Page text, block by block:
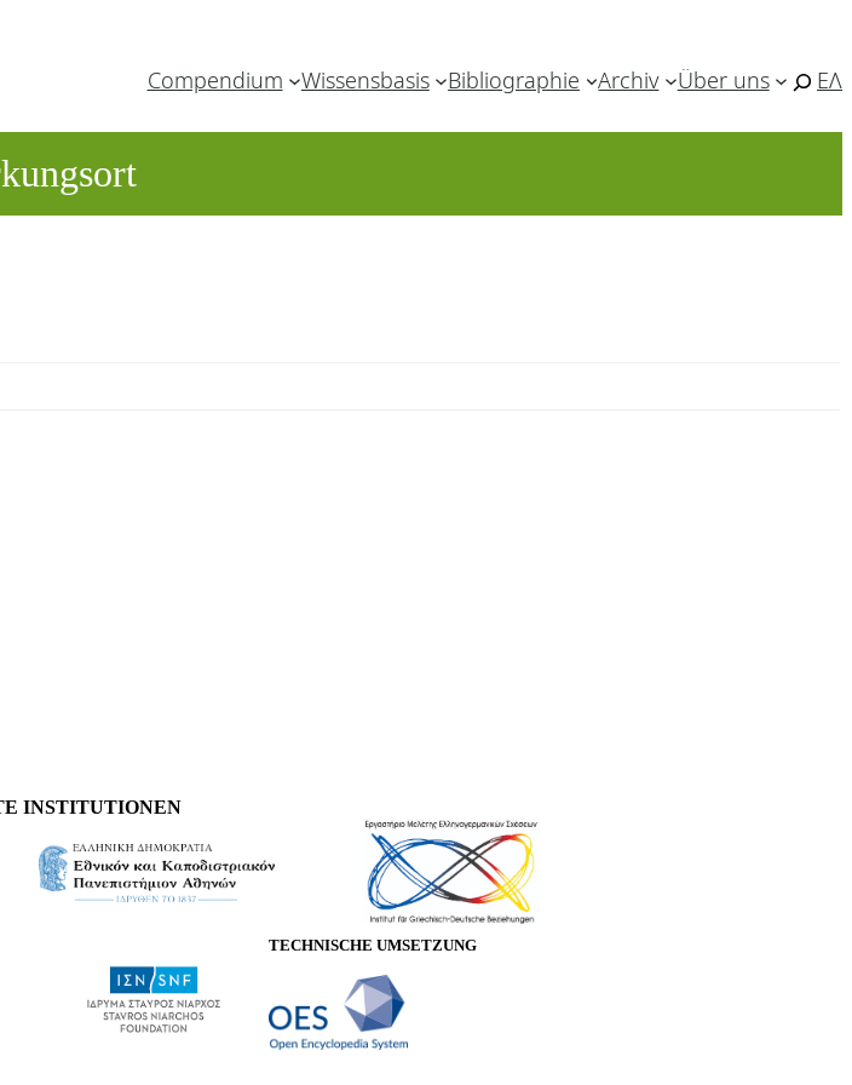
Compendium Wissensbasis Bibliographie Archiv Über uns ΕΛ
INSTITUTIONEN
TECHNISCHE UMSETZUNG